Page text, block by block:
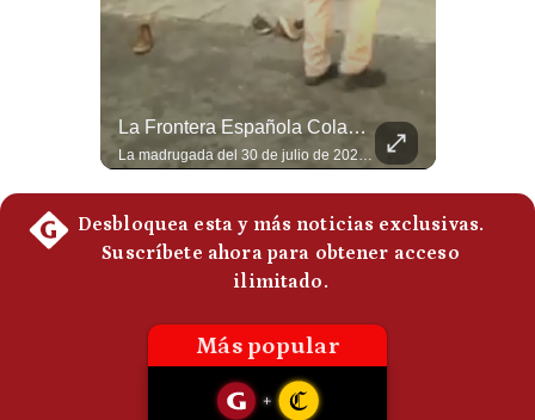
Frecuentes
La Frontera Española Colapsa ¿Qué Está Pasando En Ceuta? | Gestión Mundo